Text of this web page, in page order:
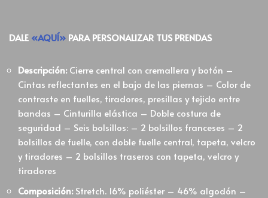
DALE «AQUÍ» PARA PERSONALIZAR TUS PRENDAS
Descripción:Cierre central con cremallera y botón –
Cintas reflectantes en el bajo de las piernas – Color de
contraste en fuelles, tiradores, presillas y tejido entre
bandas – Cinturilla elástica – Doble costura de
seguridad – Seis bolsillos: – 2 bolsillos franceses – 2
bolsillos de fuelle, con doble fuelle central, tapeta, velcro
y tiradores – 2 bolsillos traseros con tapeta, velcro y
tiradores
Composición:Stretch. 16% poliéster – 46% algodón –